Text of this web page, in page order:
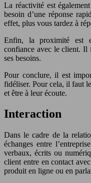
La réactivité est
besoin d’une réponse
effet, plus vous tardez à
Enfin, la proximité est
confiance avec le client. Il
ses besoins.
Pour conclure, il est
fidéliser. Pour cela, il faut
et être à leur écoute.
Interaction
Dans le cadre de la
échanges entre
verbaux, écrits ou
client entre en contact
produit en ligne ou en